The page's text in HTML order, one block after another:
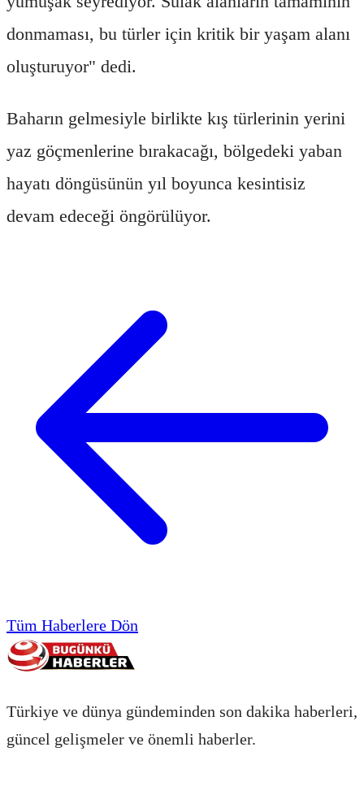
donmaması, bu türler için kritik bir yaşam alanı
oluşturuyor" dedi.
Baharın gelmesiyle birlikte kış türlerinin yerini
yaz göçmenlerine bırakacağı, bölgedeki yaban
hayatı döngüsünün yıl boyunca kesintisiz
devam edeceği öngörülüyor.
Tüm Haberlere Dön
Türkiye ve dünya gündeminden son dakika haberleri,
güncel gelişmeler ve önemli haberler.